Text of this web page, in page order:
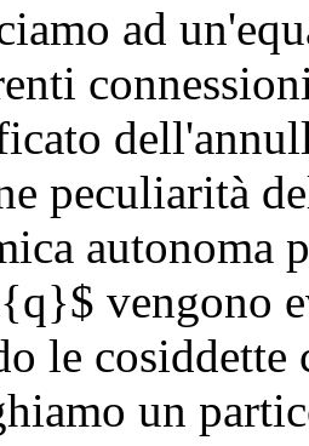
ad
peculiarità
autonoma
vengono
le
un